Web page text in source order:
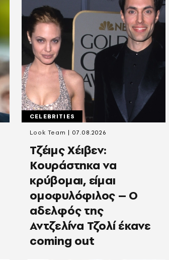
CELEBRITIES
Τζέιμς Χέιβεν:
Κουράστηκα να
κρύβομαι, είμαι
ομοφυλόφιλος – Ο
αδελφός της
Αντζελίνα Τζολί έκανε
coming out
Look Team 07.08.2026